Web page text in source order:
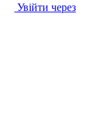
Увійти через